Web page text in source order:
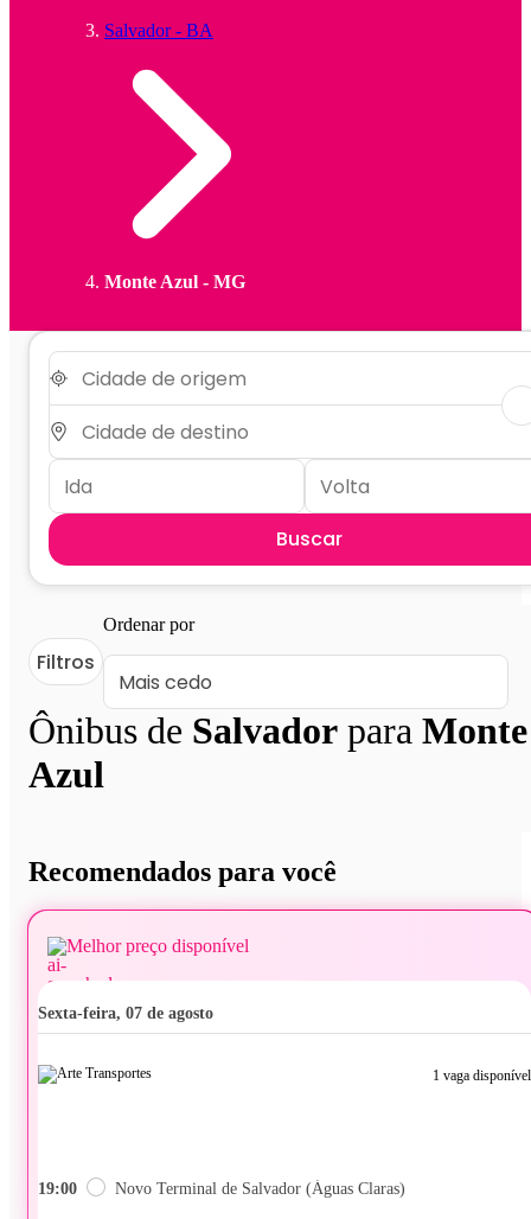
Salvador - BA
Monte Azul - MG
Buscar
Ônibus de Salvador para Monte
Azul
Filtros
Ordenar por
Recomendados para você
Melhor preço disponível
sexta-feira, 07 de agosto
1 vaga disponível
19:00 Novo Terminal de Salvador (Águas Claras)